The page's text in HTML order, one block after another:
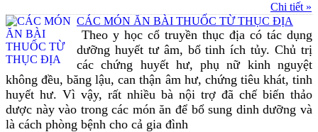
Chi tiết »
CÁC MÓN ĂN BÀI THUỐC TỪ THỤC ĐỊA
Theo y học cổ truyền thục địa có tác dụng
dưỡng huyết tư âm, bổ tinh ích tủy. Chủ trị
các chứng huyết hư, phụ nữ kinh nguyệt
không đều, băng lậu, can thận âm hư, chứng tiêu khát, tinh
huyết hư. Vì vậy, rất nhiều bà nội trợ đã chế biến thảo
dược này vào trong các món ăn để bổ sung dinh dưỡng và
là cách phòng bệnh cho cả gia đình